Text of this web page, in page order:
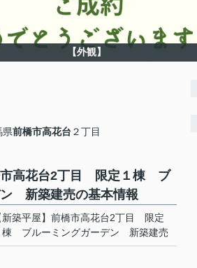
【外観】
県前橋市高花台 ２丁目
市高花台2丁目 限定１棟 ブ
新築建売の基本情報
新築平屋】前橋市高花台2丁目 限定
棟 ブルーミングガーデン 新築建売